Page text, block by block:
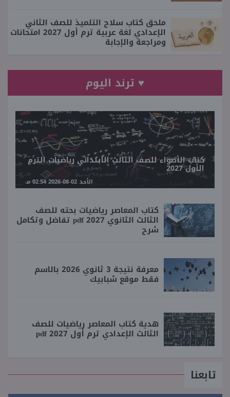
ملحق كتاب سلاح التلميذ للصف الثاني
الإعدادي لغة عربية ترم أول 2027 امتحانات
ومراجعة والإجابة
♥ ترند اليوم
كتاب الأضواء للصف الثالث الابتدائي رياضيات الترم
الأول 2027
الأحد 02-08-2026 02:54 مـ
كتاب المعاصر رياضيات بحته للصف
الثالث الثانوي 2027 pdf تفاضل وتكامل
شرح
معرفة نتيجة 3 ثانوي 2026 بالاسم
فقط موقع شبابيك
هدية كتاب المعاصر رياضيات للصف
الثالث الإعدادي ترم أول 2027 pdf
تابعنا